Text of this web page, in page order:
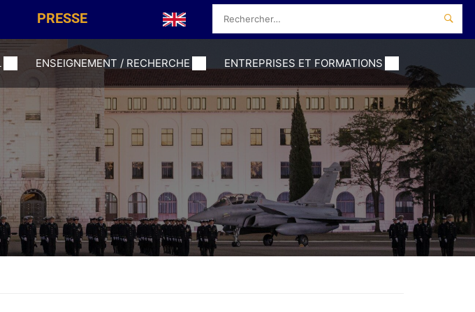
PRESSE
ENSEIGNEMENT / RECHERCHE ENTREPRISES ET FORMATIONS